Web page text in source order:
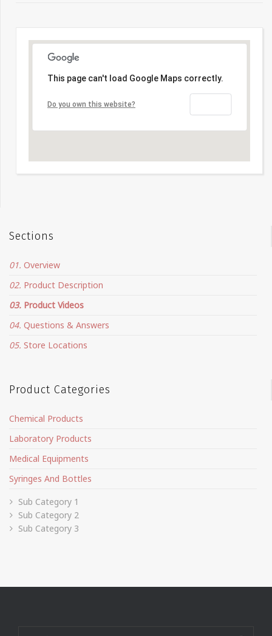
This page can't load Google Maps correctly.
Do you own this website?
Sections
01. Overview
02. Product Description
03. Product Videos
04. Questions & Answers
05. Store Locations
Product Categories
Chemical Products
Laboratory Products
Medical Equipments
Syringes And Bottles
Sub Category 1
Sub Category 2
Sub Category 3